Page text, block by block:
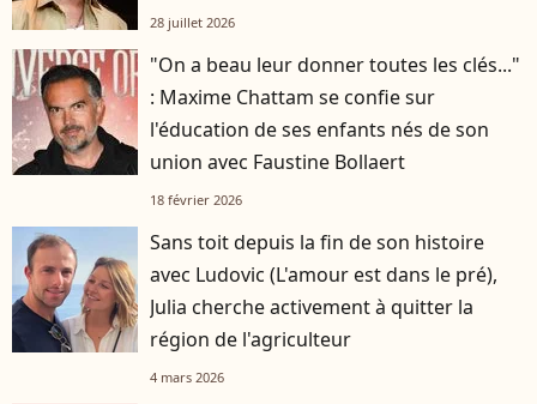
28 juillet 2026
"On a beau leur donner toutes les clés..."
: Maxime Chattam se confie sur
l'éducation de ses enfants nés de son
union avec Faustine Bollaert
18 février 2026
Sans toit depuis la fin de son histoire
avec Ludovic (L'amour est dans le pré),
Julia cherche activement à quitter la
région de l'agriculteur
4 mars 2026